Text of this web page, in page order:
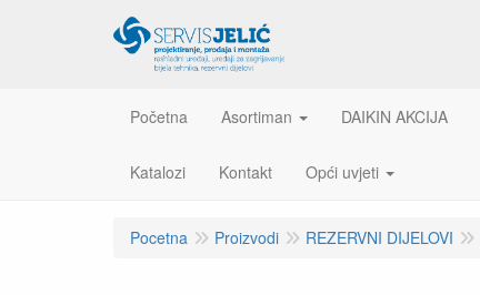
Početna Asortiman DAIKIN AKCIJA
Katalozi Kontakt Opći uvjeti
Pocetna Proizvodi REZERVNI DIJELOVI